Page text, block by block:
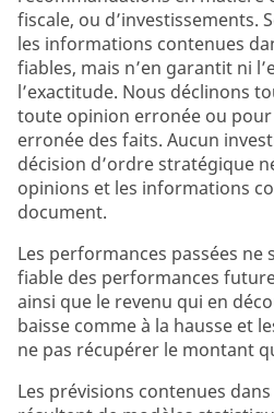
fiscale, ou d’investissements.
les informations contenues
fiables, mais n’en garantit ni
l’exactitude. Nous déclinons
toute opinion erronée ou
erronée des faits. Aucun
décision d’ordre stratégique
opinions et les informations
document.
Les performances passées
fiable des performances
ainsi que le revenu qui en
baisse comme à la hausse et
ne pas récupérer le montant
Les prévisions contenues